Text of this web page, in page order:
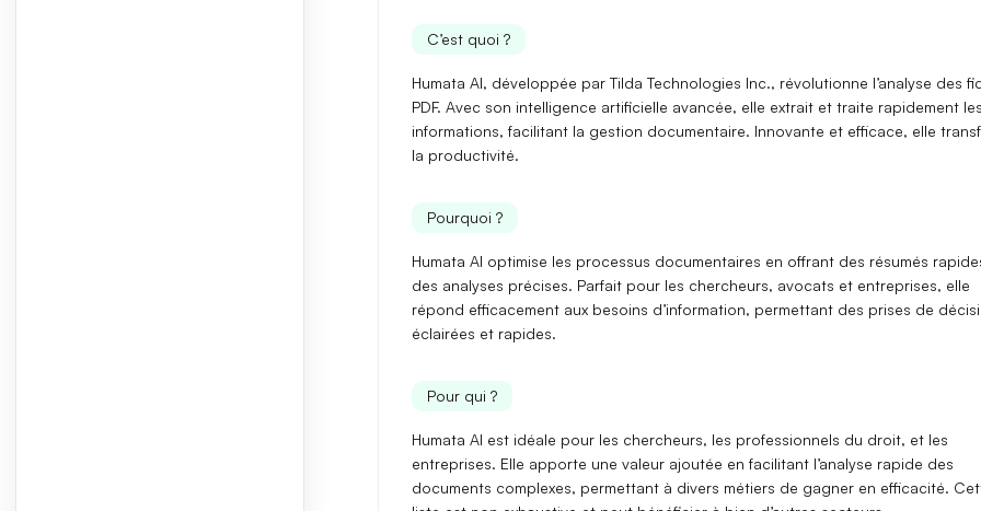
C’est quoi ?
Humata AI, développée par Tilda Technologies Inc., révolutionne l’analyse des
PDF. Avec son intelligence artificielle avancée, elle extrait et traite rapidement
informations, facilitant la gestion documentaire. Innovante et efficace, elle
la productivité.
Pourquoi ?
Humata AI optimise les processus documentaires en offrant des résumés
des analyses précises. Parfait pour les chercheurs, avocats et entreprises, elle
répond efficacement aux besoins d’information, permettant des prises de
éclairées et rapides.
Pour qui ?
Humata AI est idéale pour les chercheurs, les professionnels du droit, et les
entreprises. Elle apporte une valeur ajoutée en facilitant l’analyse rapide des
documents complexes, permettant à divers métiers de gagner en efficacité.